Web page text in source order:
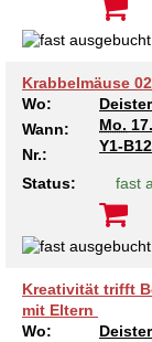
Krabbelmäuse
Wo:
Wann:
Mo.
Nr.:
Y1-
Status: fast
Kreativität trifft
mit Eltern
Wo: